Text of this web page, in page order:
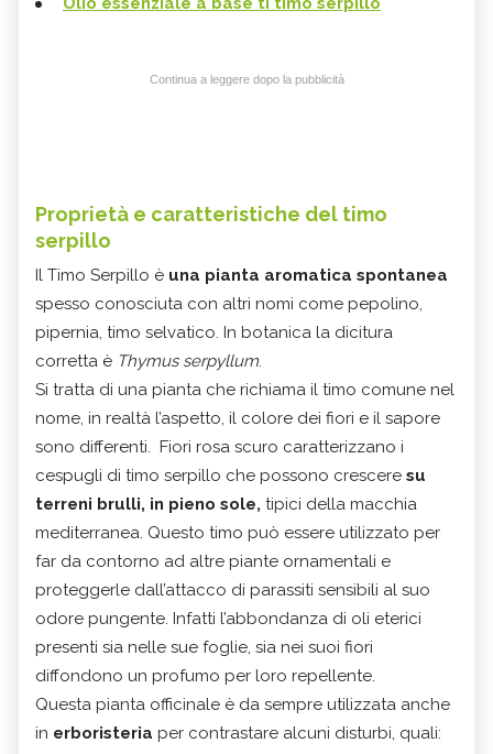
Continua a leggere dopo la pubblicità
Proprietà e caratteristiche del timo
serpillo
Il Timo Serpillo è una pianta aromatica spontanea
spesso conosciuta con altri nomi come pepolino,
pipernia, timo selvatico. In botanica la dicitura
corretta è Thymus serpyllum.
Si tratta di una pianta che richiama il timo comune nel
nome, in realtà l’aspetto, il colore dei fiori e il sapore
sono differenti. Fiori rosa scuro caratterizzano i
cespugli di timo serpillo che possono crescere su
terreni brulli, in pieno sole, tipici della macchia
mediterranea. Questo timo può essere utilizzato per
far da contorno ad altre piante ornamentali e
proteggerle dall’attacco di parassiti sensibili al suo
odore pungente. Infatti l’abbondanza di oli eterici
presenti sia nelle sue foglie, sia nei suoi fiori
diffondono un profumo per loro repellente.
Questa pianta officinale è da sempre utilizzata anche
in erboristeria per contrastare alcuni disturbi, quali: